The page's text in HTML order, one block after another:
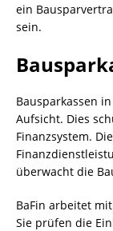
ein
sein.
Bausparkassen
Aufsicht. Dies
Finanzsystem.
überwacht die
BaFin arbeitet
Sie prüfen die